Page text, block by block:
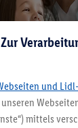
und
mittels